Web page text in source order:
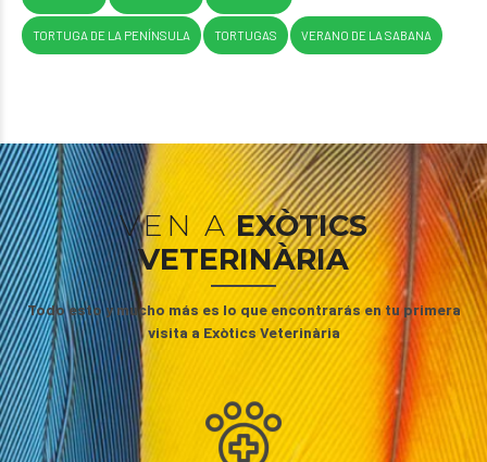
TORTUGA DE LA PENÍNSULA TORTUGAS VERANO DE LA SABANA
VEN AEXÒTICS
VETERINÀRIA
Todo esto y mucho más es lo que encontrarás en tu primera
visita a Exòtics Veterinària